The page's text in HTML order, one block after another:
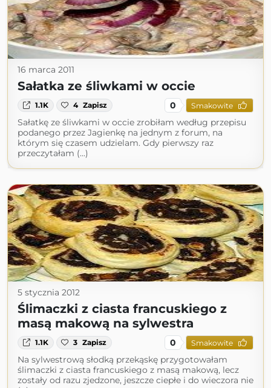
16 marca 2011
Sałatka ze śliwkami w occie
1.1K 4 Zapisz 0 Smakowite
Sałatkę ze śliwkami w occie zrobiłam według przepisu
podanego przez Jagienkę na jednym z forum, na
którym się czasem udzielam. Gdy pierwszy raz
przeczytałam (...)
5 stycznia 2012
Ślimaczki z ciasta francuskiego z
masą makową na sylwestra
1.1K 3 Zapisz 0 Smakowite
Na sylwestrową słodką przekąskę przygotowałam
ślimaczki z ciasta francuskiego z masą makową, lecz
zostały od razu zjedzone, jeszcze ciepłe i do wieczora nie